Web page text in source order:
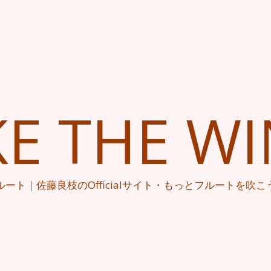
THE
ート｜佐藤良枝のOfficialサイト・もっとフルートを吹こ